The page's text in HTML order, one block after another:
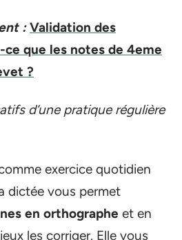
: Validation des
que les notes de 4eme
?
d’une pratique régulière
exercice quotidien
dictée vous permet
en orthographe et en
les corriger. Elle vous